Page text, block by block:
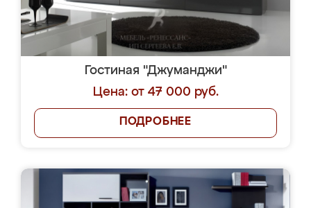
Гостиная "Джуманджи"
Цена: от 47 000 руб.
ПОДРОБНЕЕ